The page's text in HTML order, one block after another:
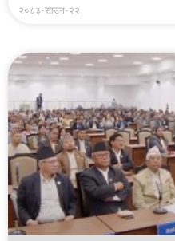
२०८३-साउन-२२